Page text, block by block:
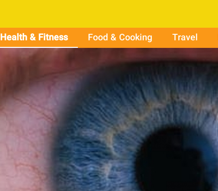
Health & Fitness Food & Cooking Travel